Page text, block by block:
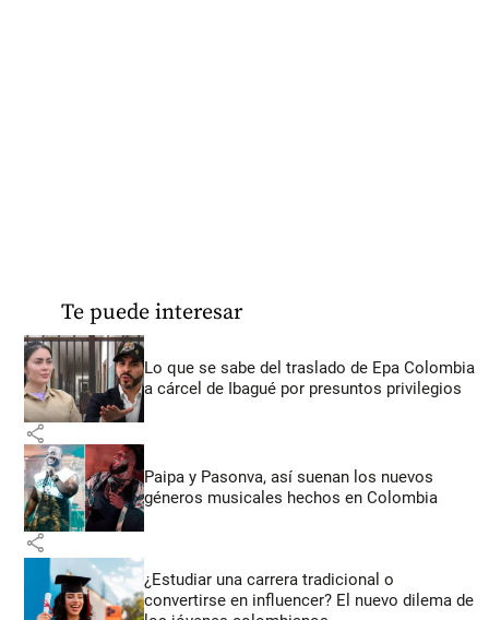
Te puede interesar
Lo que se sabe del traslado de Epa Colombia
a cárcel de Ibagué por presuntos privilegios
share
Paipa y Pasonva, así suenan los nuevos
géneros musicales hechos en Colombia
share
¿Estudiar una carrera tradicional o
convertirse en influencer? El nuevo dilema de